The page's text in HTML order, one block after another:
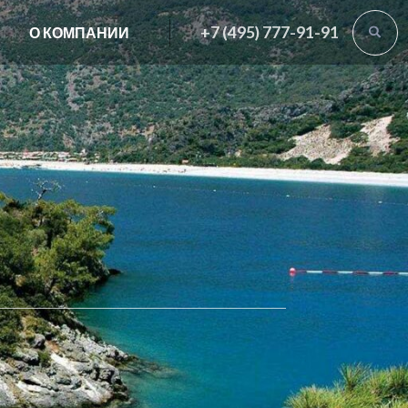
О КОМПАНИИ +7 (495) 777-91-91